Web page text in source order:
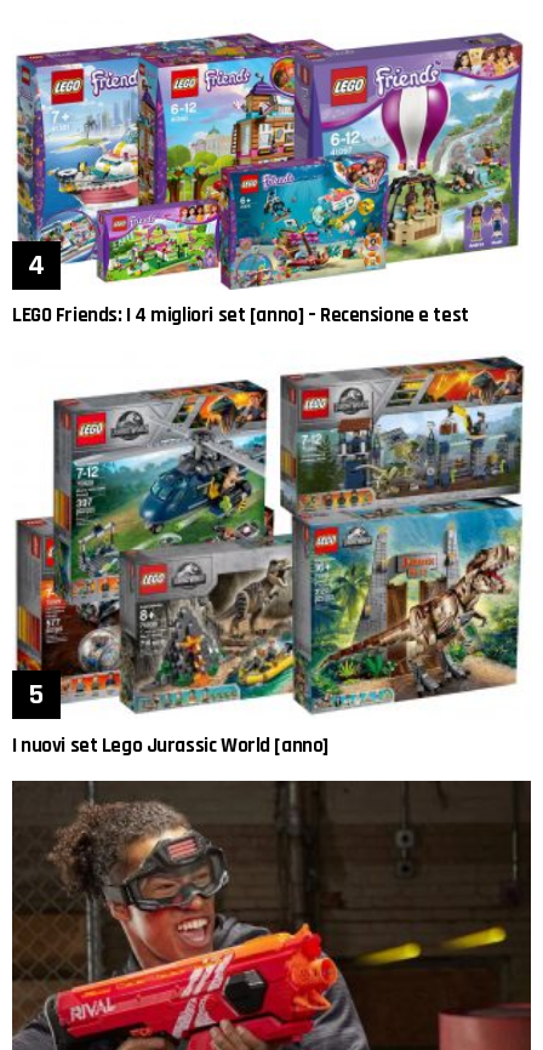
LEGO Friends: I 4 migliori set [anno] – Recensione e test
I nuovi set Lego Jurassic World [anno]